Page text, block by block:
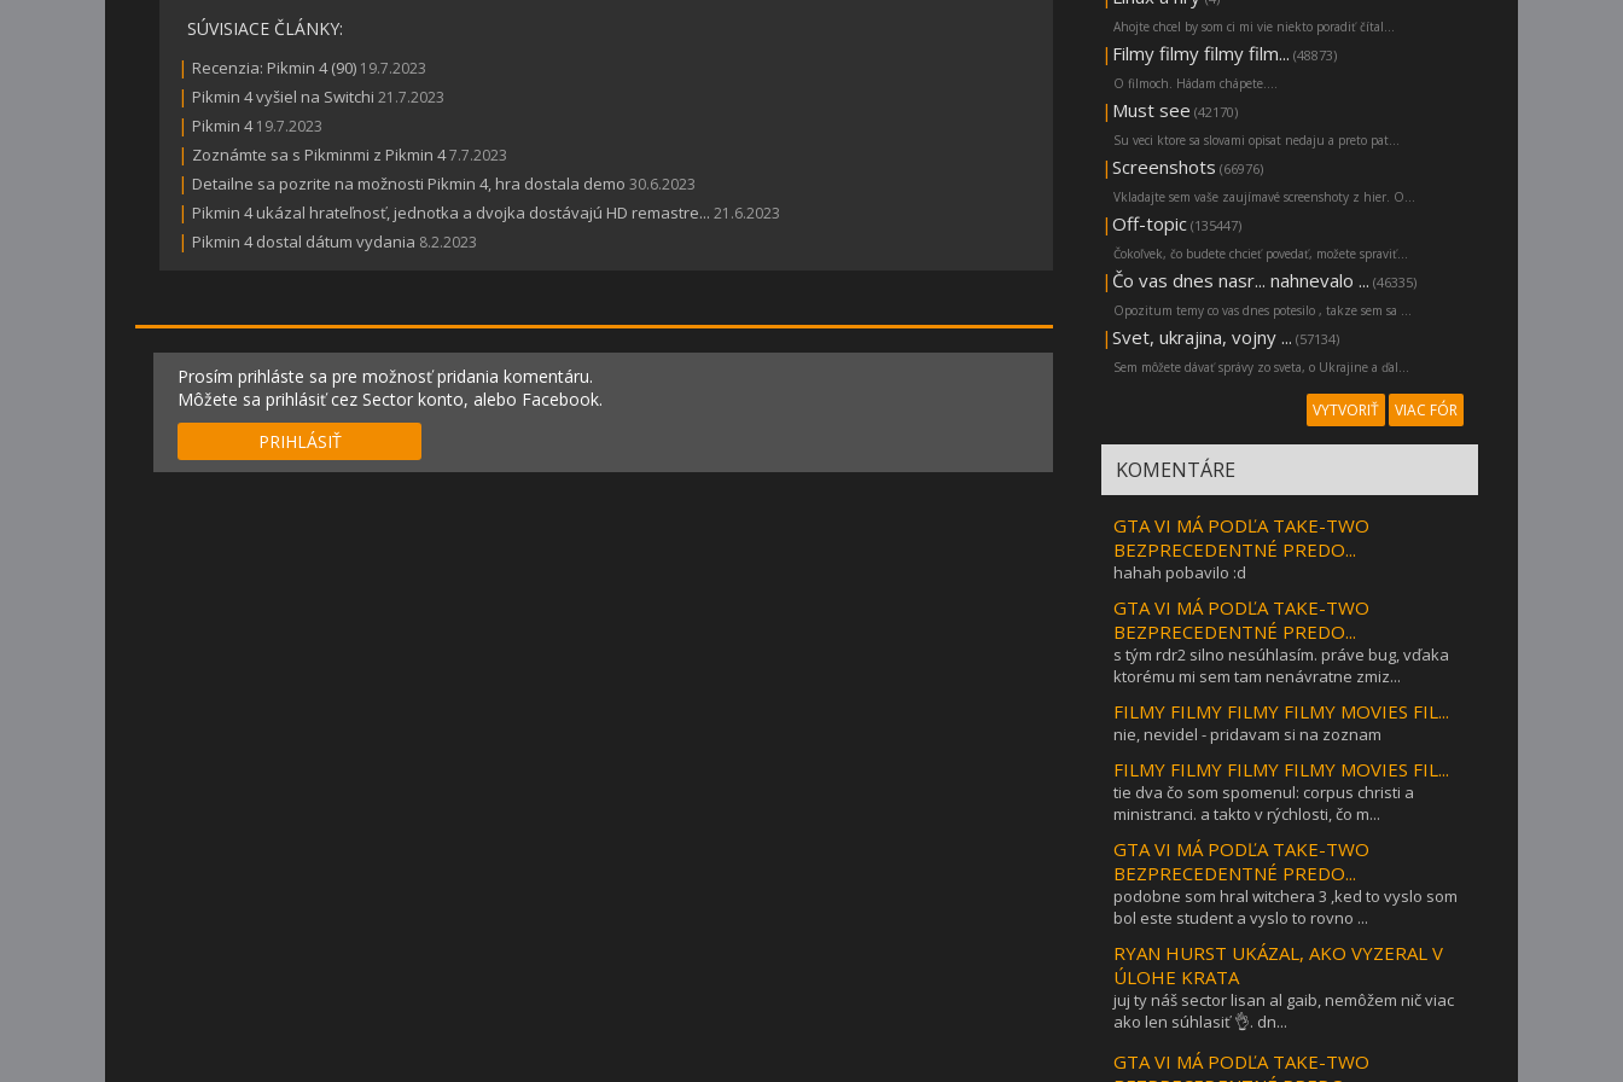
SÚVISIACE ČLÁNKY:
| Recenzia: Pikmin 4 (90) 19.7.2023
| Pikmin 4 vyšiel na Switchi 21.7.2023
| Pikmin 4 19.7.2023
| Zoznámte sa s Pikminmi z Pikmin 47.7.2023
| Detailne sa pozrite na možnosti Pikmin 4, hra dostala demo 30.6.2023
| Pikmin 4 ukázal hrateľnosť, jednotka a dvojka dostávajú HD remastre... 21.6.2023
| Pikmin 4 dostal dátum vydania 8.2.2023
Prosím prihláste sa pre možnosť pridania komentáru.
Môžete sa prihlásiť cez Sector konto, alebo Facebook.
PRIHLÁSIŤ
Ahojte chcel by som ci mi vie niekto poradiť čítal...
| Filmy filmy filmy film... (48873)
O filmoch. Hádam chápete....
| Must see (42170)
Su veci ktore sa slovami opisat nedaju a preto pat...
| Screenshots (66976)
Vkladajte sem vaše zaujímavé screenshoty z hier. O...
| Off-topic (135447)
Čokoľvek, čo budete chcieť povedať, možete spraviť...
| Čo vas dnes nasr... nahnevalo ... (46335)
Opozitum temy co vas dnes potesilo , takze sem sa ...
| Svet, ukrajina, vojny ... (57134)
Sem môžete dávať správy zo sveta, o Ukrajine a ďal...
VYTVORIŤ VIAC FÓR
KOMENTÁRE
GTA VI MÁ PODĽA TAKE-TWO
BEZPRECEDENTNÉ PREDO...
hahah pobavilo :d
GTA VI MÁ PODĽA TAKE-TWO
BEZPRECEDENTNÉ PREDO...
s tým rdr2 silno nesúhlasím. práve bug, vďaka
ktorému mi sem tam nenávratne zmiz...
FILMY FILMY FILMY FILMY MOVIES FIL...
nie, nevidel - pridavam si na zoznam
FILMY FILMY FILMY FILMY MOVIES FIL...
tie dva čo som spomenul: corpus christi a
ministranci. a takto v rýchlosti, čo m...
GTA VI MÁ PODĽA TAKE-TWO
BEZPRECEDENTNÉ PREDO...
podobne som hral witchera 3 ,ked to vyslo som
bol este student a vyslo to rovno ...
RYAN HURST UKÁZAL, AKO VYZERAL V
ÚLOHE KRATA
juj ty náš sector lisan al gaib, nemôžem nič viac
ako len súhlasiť 👌. dn...
GTA VI MÁ PODĽA TAKE-TWO